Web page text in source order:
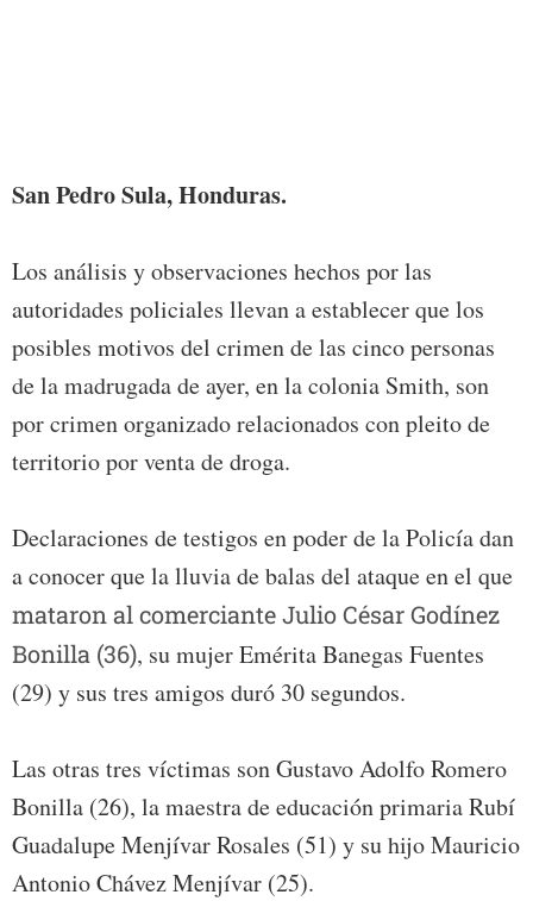
San Pedro Sula, Honduras.
Los análisis y observaciones hechos por las
autoridades policiales llevan a establecer que los
posibles motivos del crimen de las cinco personas
de la madrugada de ayer, en la colonia Smith, son
por crimen organizado relacionados con pleito de
territorio por venta de droga.
Declaraciones de testigos en poder de la Policía dan
a conocer que la lluvia de balas del ataque en el que
mataron al comerciante Julio César Godínez
Bonilla (36), su mujer Emérita Banegas Fuentes
(29) y sus tres amigos duró 30 segundos.
Las otras tres víctimas son Gustavo Adolfo Romero
Bonilla (26), la maestra de educación primaria Rubí
Guadalupe Menjívar Rosales (51) y su hijo Mauricio
Antonio Chávez Menjívar (25).